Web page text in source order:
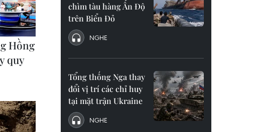
chìm tàu hàng Ấn Độ
trên Biển Đỏ
NGHE
Tổng thống Nga thay
đổi vị trí các chỉ huy
tại mặt trận Ukraine
NGHE